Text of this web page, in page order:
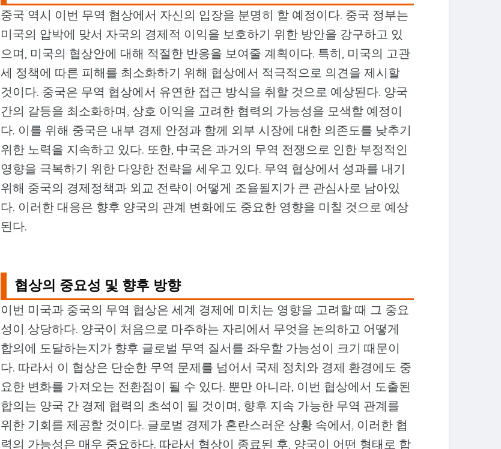
중국 역시 이번 무역 협상에서 자신의 입장을 분명히 할 예정이다. 중국 정부는
미국의 압박에 맞서 자국의 경제적 이익을 보호하기 위한 방안을 강구하고 있
으며, 미국의 협상안에 대해 적절한 반응을 보여줄 계획이다. 특히, 미국의 고관
세 정책에 따른 피해를 최소화하기 위해 협상에서 적극적으로 의견을 제시할
것이다. 중국은 무역 협상에서 유연한 접근 방식을 취할 것으로 예상된다. 양국
간의 갈등을 최소화하며, 상호 이익을 고려한 협력의 가능성을 모색할 예정이
다. 이를 위해 중국은 내부 경제 안정과 함께 외부 시장에 대한 의존도를 낮추기
위한 노력을 지속하고 있다. 또한, 中국은 과거의 무역 전쟁으로 인한 부정적인
영향을 극복하기 위한 다양한 전략을 세우고 있다. 무역 협상에서 성과를 내기
위해 중국의 경제정책과 외교 전략이 어떻게 조율될지가 큰 관심사로 남아있
다. 이러한 대응은 향후 양국의 관계 변화에도 중요한 영향을 미칠 것으로 예상
된다.
협상의 중요성 및 향후 방향
이번 미국과 중국의 무역 협상은 세계 경제에 미치는 영향을 고려할 때 그 중요
성이 상당하다. 양국이 처음으로 마주하는 자리에서 무엇을 논의하고 어떻게
합의에 도달하는지가 향후 글로벌 무역 질서를 좌우할 가능성이 크기 때문이
다. 따라서 이 협상은 단순한 무역 문제를 넘어서 국제 정치와 경제 환경에도 중
요한 변화를 가져오는 전환점이 될 수 있다. 뿐만 아니라, 이번 협상에서 도출된
합의는 양국 간 경제 협력의 초석이 될 것이며, 향후 지속 가능한 무역 관계를
위한 기회를 제공할 것이다. 글로벌 경제가 혼란스러운 상황 속에서, 이러한 협
력의 가능성은 매우 중요하다. 따라서 협상이 종료된 후, 양국이 어떤 형태로 합